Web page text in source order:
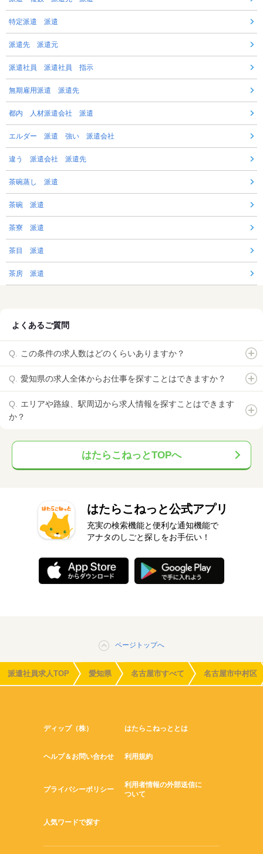
特定派遣 派遣
派遣先 派遣元
派遣社員 派遣社員 指示
無期雇用派遣 派遣先
都内 人材派遣会社 派遣
エルダー 派遣 強い 派遣会社
違う 派遣会社 派遣先
茶碗蒸し 派遣
茶碗 派遣
茶寮 派遣
茶目 派遣
茶房 派遣
よくあるご質問
この条件の求人数はどのくらいありますか？
愛知県の求人全体からお仕事を探すことはできますか？
エリアや路線、駅周辺から求人情報を探すことはできます
か？
はたらこねっとTOPへ
はたらこねっと公式アプリ
充実の検索機能と便利な通知機能で
アナタのしごと探しをお手伝い！
ページトップへ
派遣社員求人TOP 愛知県 名古屋市すべて 名古屋市中村区
ディップ（株） はたらこねっととは
ヘルプ＆お問い合わせ 利用規約
プライバシーポリシー
利用者情報の外部送信に
ついて
人気ワードで探す